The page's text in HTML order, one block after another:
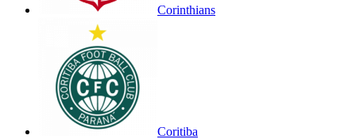
Corinthians
Coritiba